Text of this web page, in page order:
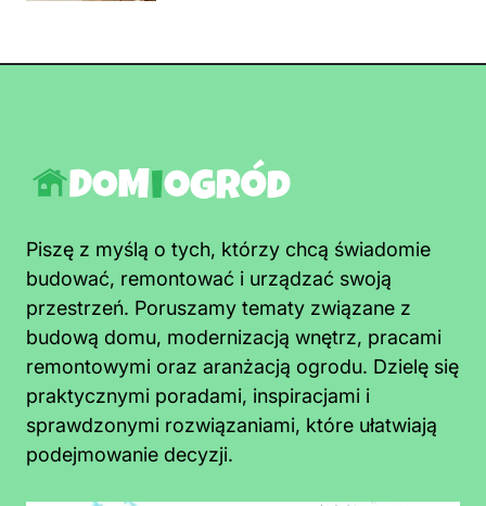
Piszę z myślą o tych, którzy chcą świadomie
budować, remontować i urządzać swoją
przestrzeń. Poruszamy tematy związane z
budową domu, modernizacją wnętrz, pracami
remontowymi oraz aranżacją ogrodu. Dzielę się
praktycznymi poradami, inspiracjami i
sprawdzonymi rozwiązaniami, które ułatwiają
podejmowanie decyzji.